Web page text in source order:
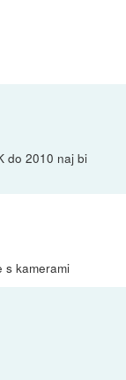
do 2010 naj bi
s kamerami